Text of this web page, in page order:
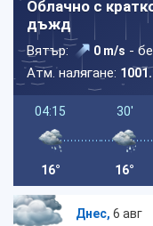
Облачно с
дъжд
Вятър: 0 m/s -
Атм. налягане:
04:15
16°
30'
16°
Днес, 6 авг